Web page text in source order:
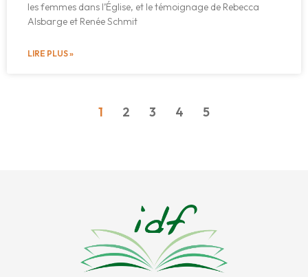
les femmes dans l’Église, et le témoignage de Rebecca
Alsbarge et Renée Schmit
LIRE PLUS »
1 2 3 4 5